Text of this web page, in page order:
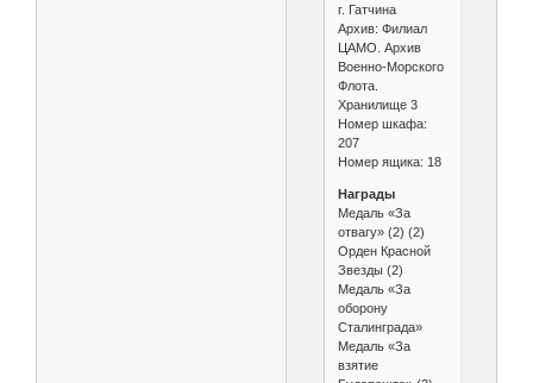
г. Гатчина
Архив: Филиал
ЦАМО. Архив
Военно-Морского
Флота.
Хранилище 3
Номер шкафа:
207
Номер ящика: 18
Награды
Медаль «За
отвагу» (2) (2)
Орден Красной
Звезды (2)
Медаль «За
оборону
Сталинграда»
Медаль «За
взятие